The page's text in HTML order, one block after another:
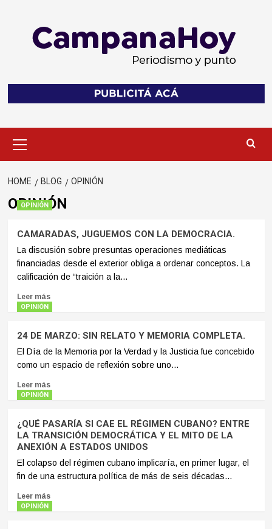
Menu
HOME BLOG OPINIÓN
OPINIÓN
OPINIÓN
CAMARADAS, JUGUEMOS CON LA DEMOCRACIA.
La discusión sobre presuntas operaciones mediáticas
financiadas desde el exterior obliga a ordenar conceptos. La
calificación de “traición a la...
Leer más
OPINIÓN
24 DE MARZO: SIN RELATO Y MEMORIA COMPLETA.
El Día de la Memoria por la Verdad y la Justicia fue concebido
como un espacio de reflexión sobre uno...
Leer más
OPINIÓN
¿QUÉ PASARÍA SI CAE EL RÉGIMEN CUBANO? ENTRE
LA TRANSICIÓN DEMOCRÁTICA Y EL MITO DE LA
ANEXIÓN A ESTADOS UNIDOS
El colapso del régimen cubano implicaría, en primer lugar, el
fin de una estructura política de más de seis décadas...
Leer más
OPINIÓN